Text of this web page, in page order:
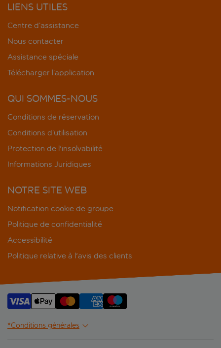
LIENS UTILES
Centre d’assistance
Nous contacter
Assistance spéciale
Télécharger l’application
QUI SOMMES-NOUS
Conditions de réservation
Conditions d’utilisation
Protection de l'insolvabilité
Informations Juridiques
NOTRE SITE WEB
Notification cookie de groupe
Politique de confidentialité
Accessibilité
Politique relative à l'avis des clients
*Conditions générales